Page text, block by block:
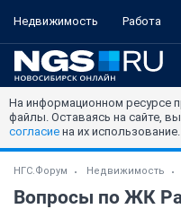
Недвижимость Работа
На информационном ресурсе
файлы. Оставаясь на сайте,
согласие на их использование.
НГС.Форум Недвижимость